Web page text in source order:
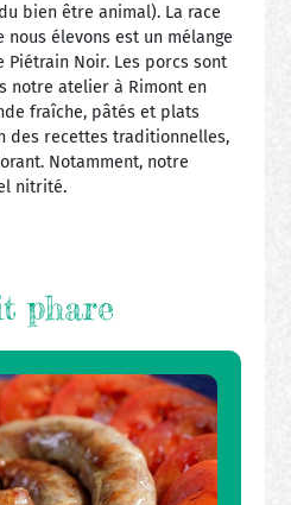
bien être animal). La race
élevons est un mélange
Piétrain Noir. Les porcs sont
notre atelier à Rimont en
fraîche, pâtés et plats
des recettes traditionnelles,
Notamment, notre
nitrité.
phare